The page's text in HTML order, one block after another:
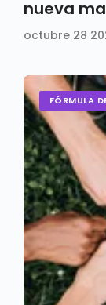
nueva
octubre 28
FÓRMULA